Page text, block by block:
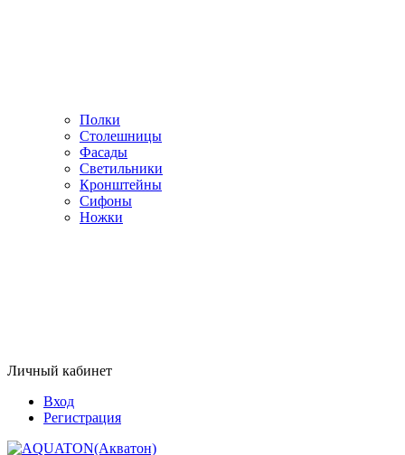
Полки
Столешницы
Фасады
Светильники
Кронштейны
Сифоны
Ножки
Личный кабинет
Вход
Регистрация